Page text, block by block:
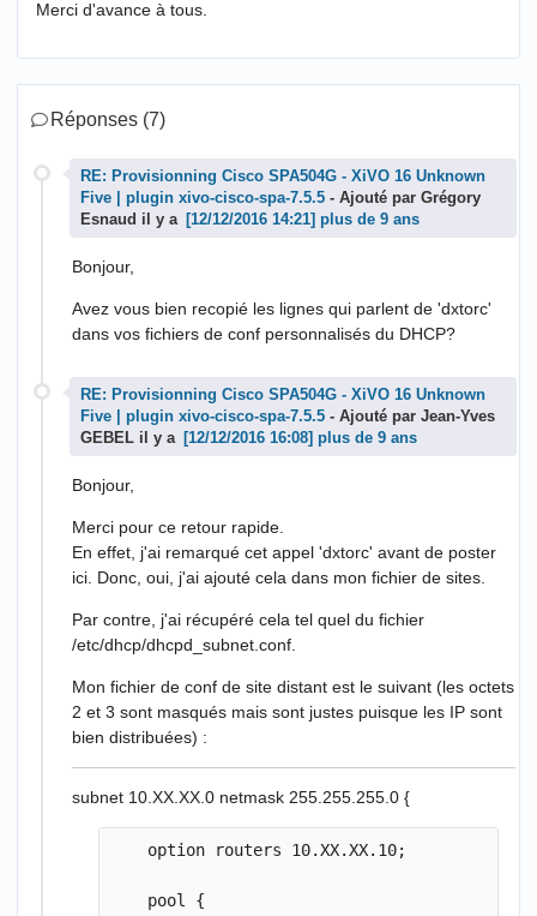
Merci d'avance à tous.
Réponses (7)
RE: Provisionning Cisco SPA504G - XiVO 16 Unknown
Five | plugin xivo-cisco-spa-7.5.5 - Ajouté par Grégory
Esnaud il y a
plus de 9 ans
Bonjour,
Avez vous bien recopié les lignes qui parlent de 'dxtorc'
dans vos fichiers de conf personnalisés du DHCP?
RE: Provisionning Cisco SPA504G - XiVO 16 Unknown
Five | plugin xivo-cisco-spa-7.5.5 - Ajouté par Jean-Yves
GEBEL il y a
plus de 9 ans
Bonjour,
Merci pour ce retour rapide.
En effet, j'ai remarqué cet appel 'dxtorc' avant de poster
ici. Donc, oui, j'ai ajouté cela dans mon fichier de sites.
Par contre, j'ai récupéré cela tel quel du fichier
/etc/dhcp/dhcpd_subnet.conf.
Mon fichier de conf de site distant est le suivant (les octets
2 et 3 sont masqués mais sont justes puisque les IP sont
bien distribuées) :
subnet 10.XX.XX.0 netmask 255.255.255.0 {
    option routers 10.XX.XX.10;
    pool {